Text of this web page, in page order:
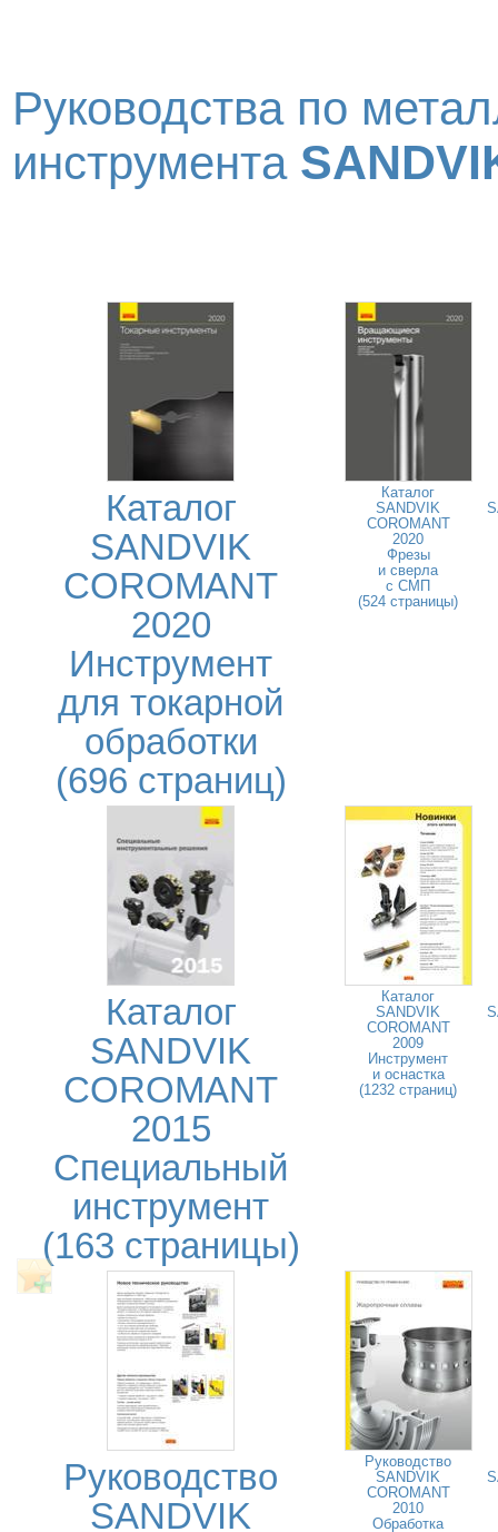
Руководства по
инструмента
Каталог
SANDVIK
COROMANT
2020
Инструмент
для токарной
обработки
(696 страниц)
Каталог
SANDVIK
COROMANT
2020
Фрезы
и сверла
с СМП
(524 страницы)
Каталог
SANDVIK
COROMANT
2015
Специальный
инструмент
(163 страницы)
Каталог
SANDVIK
COROMANT
2009
Инструмент
и оснастка
(1232 страниц)
Руководство
SANDVIK
Руководство
SANDVIK
COROMANT
2010
Обработка